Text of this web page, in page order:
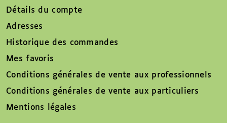
Détails du compte
Adresses
Historique des commandes
Mes favoris
Conditions générales de vente aux professionnels
Conditions générales de vente aux particuliers
Mentions légales